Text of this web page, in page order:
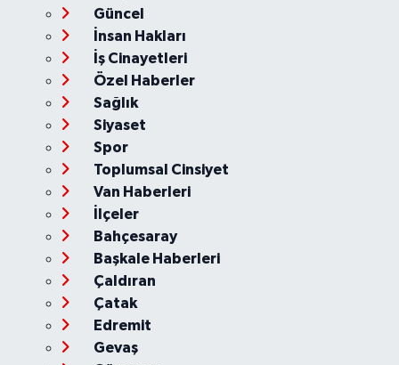
Güncel
İnsan Hakları
İş Cinayetleri
Özel Haberler
Sağlık
Siyaset
Spor
Toplumsal Cinsiyet
Van Haberleri
İlçeler
Bahçesaray
Başkale Haberleri
Çaldıran
Çatak
Edremit
Gevaş